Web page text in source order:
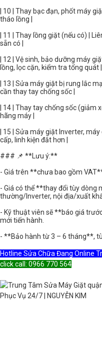
| 10 | Thay bạc đạn, phốt máy
tháo lồng |
| 11 | Thay lồng giặt (nếu có) |
sẵn có |
| 12 | Vệ sinh, bảo dưỡng máy
lồng, lọc cặn, kiểm tra tổng quát |
| 13 | Sửa máy giặt bị rung lắc
cần thay tay chống sốc |
| 14 | Thay tay chống sốc (giảm
hãng máy |
| 15 | Sửa máy giặt Inverter,
cấp, linh kiện đắt hơn |
### 📌 **Lưu ý:**
- Giá trên **chưa bao gồm
- Giá có thể **thay đổi tùy
thường/Inverter, nội địa/xuất
- Kỹ thuật viên sẽ **báo giá
mới tiến hành.
- **Bảo hành từ 3 – 6 tháng**,
Hotline Sửa Chữa Đang Online
click call: 0966 770 564